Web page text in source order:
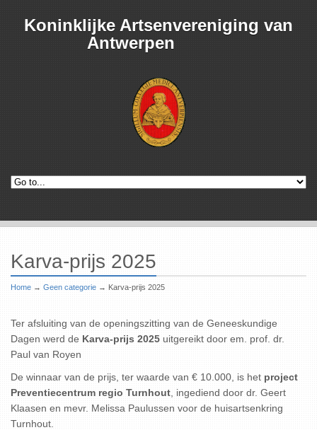
Koninklijke Artsenvereniging van
Antwerpen
Karva-prijs 2025
Home → Geen categorie → Karva-prijs 2025
Ter afsluiting van de openingszitting van de Geneeskundige
Dagen werd de Karva-prijs 2025 uitgereikt door em. prof. dr.
Paul van Royen
De winnaar van de prijs, ter waarde van € 10.000, is het project
Preventiecentrum regio Turnhout , ingediend door dr. Geert
Klaasen en mevr. Melissa Paulussen voor de huisartsenkring
Turnhout.